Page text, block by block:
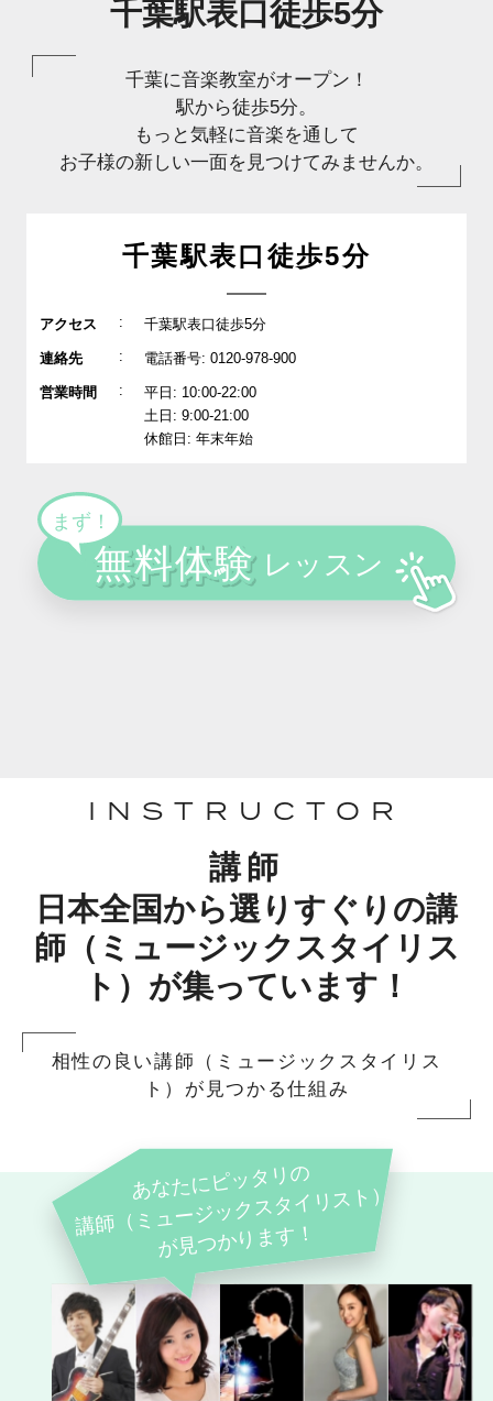
千葉駅表口徒歩5分
千葉に音楽教室がオープン！
駅から徒歩5分。
もっと気軽に音楽を通して
お子様の新しい一面を見つけてみませんか。
千葉駅表口徒歩5分
アクセス : 千葉駅表口徒歩5分
連絡先 : 電話番号: 0120-978-900
営業時間 :
平日: 10:00-22:00
土日: 9:00-21:00
休館日: 年末年始
INSTRUCTOR
講師
日本全国から選りすぐりの講
師（ミュージックスタイリス
ト）が集っています！
相性の良い講師（ミュージックスタイリス
ト）が見つかる仕組み